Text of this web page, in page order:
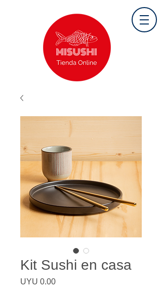
MISUSHI
PUNTA DEL ESTE . LA BARRA .
Kit Sushi en casa
UYU 0.00Precio